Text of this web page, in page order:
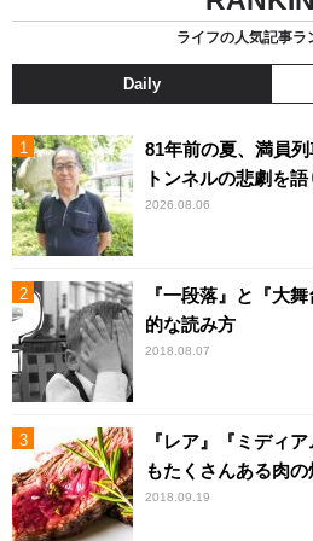
ライフの人気記事ラ
Daily
81年前の夏、満員
トンネルの悲劇を
2026.08.06
『一段落』と『大
的な読み方
2018.08.07
『レア』『ミディ
もたくさんある肉
2018.09.19